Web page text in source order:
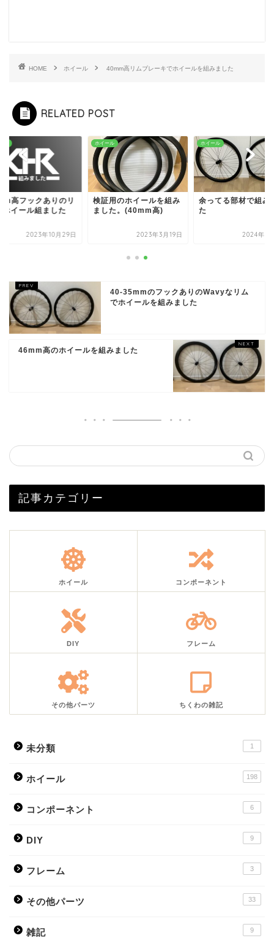
HOME ホイール 40mm高リムブレーキでホイールを組みました
RELATED POST
高フックありのリ
ホイール組ました
2023年10月29日
ホイール
検証用のホイールを組み
ました。(40mm高)
2023年3月19日
ホイール
余ってる部材で組み
た
2024年3
40-35mmのフックありのWavyなリム
でホイールを組みました
46mm高のホイールを組みました
記事カテゴリー
ホイール コンポーネント
DIY フレーム
その他パーツ ちくわの雑記
未分類 1
ホイール 198
コンポーネント 6
DIY 9
フレーム 3
その他パーツ 33
雑記 9